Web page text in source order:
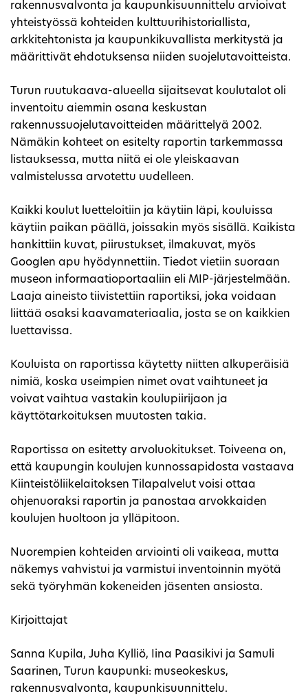
rakennusvalvonta ja kaupunkisuunnittelu arvioivat
yhteistyössä kohteiden kulttuurihistoriallista,
arkkitehtonista ja kaupunkikuvallista merkitystä ja
määrittivät ehdotuksensa niiden suojelutavoitteista.
Turun ruutukaava-alueella sijaitsevat koulutalot oli
inventoitu aiemmin osana keskustan
rakennussuojelutavoitteiden määrittelyä 2002.
Nämäkin kohteet on esitelty raportin tarkemmassa
listauksessa, mutta niitä ei ole yleiskaavan
valmistelussa arvotettu uudelleen.
Kaikki koulut luetteloitiin ja käytiin läpi, kouluissa
käytiin paikan päällä, joissakin myös sisällä. Kaikista
hankittiin kuvat, piirustukset, ilmakuvat, myös
Googlen apu hyödynnettiin. Tiedot vietiin suoraan
museon informaatioportaaliin eli MIP-järjestelmään.
Laaja aineisto tiivistettiin raportiksi, joka voidaan
liittää osaksi kaavamateriaalia, josta se on kaikkien
luettavissa.
Kouluista on raportissa käytetty niitten alkuperäisiä
nimiä, koska useimpien nimet ovat vaihtuneet ja
voivat vaihtua vastakin koulupiirijaon ja
käyttötarkoituksen muutosten takia.
Raportissa on esitetty arvoluokitukset. Toiveena on,
että kaupungin koulujen kunnossapidosta vastaava
Kiinteistöliikelaitoksen Tilapalvelut voisi ottaa
ohjenuoraksi raportin ja panostaa arvokkaiden
koulujen huoltoon ja ylläpitoon.
Nuorempien kohteiden arviointi oli vaikeaa, mutta
näkemys vahvistui ja varmistui inventoinnin myötä
sekä työryhmän kokeneiden jäsenten ansiosta.
Kirjoittajat
Sanna Kupila, Juha Kylliö, Iina Paasikivi ja Samuli
Saarinen, Turun kaupunki: museokeskus,
rakennusvalvonta, kaupunkisuunnittelu.